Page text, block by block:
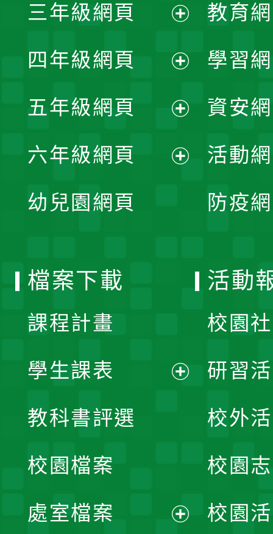
選
單
開
選
單
三年級網頁
開
選
單
四年級網頁
開
選
五年級網頁
開
六年級網頁
幼兒園網頁
教育
學習
資安
活動
防疫
檔案下載
課程計畫
學生課表
單
教科書評選
校園檔案
處室檔案
活動
校園
研習
校外
校園
校園